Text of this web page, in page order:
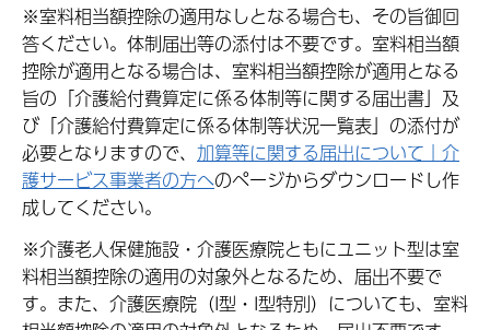
※室料相当額控除の適用なしとなる場合も、その旨御回
答ください。体制届出等の添付は不要です。室料相当額
控除が適用となる場合は、室料相当額控除が適用となる
旨の「介護給付費算定に係る体制等に関する届出書」及
び「介護給付費算定に係る体制等状況一覧表」の添付が
必要となりますので、 加算等に関する届出について｜介
護サービス事業者の方へのページからダウンロードし作
成してください。
※介護老人保健施設・介護医療院ともにユニット型は室
料相当額控除の適用の対象外となるため、届出不要で
す。また、介護医療院（I型・I型特別）についても、室料